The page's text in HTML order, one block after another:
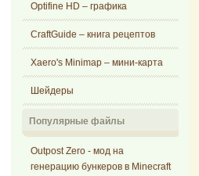
Optifine HD – графика
CraftGuide – книга рецептов
Xaero's Minimap – мини-карта
Шейдеры
Популярные файлы
Outpost Zero - мод на
генерацию бункеров в Minecraft